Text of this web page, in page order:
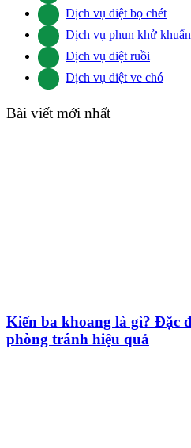
Dịch vụ diệt bọ chét
Dịch vụ phun khử khuẩn
Dịch vụ diệt ruồi
Dịch vụ diệt ve chó
Bài viết mới nhất
Kiến ba khoang là gì? Đặc
phòng tránh hiệu quả